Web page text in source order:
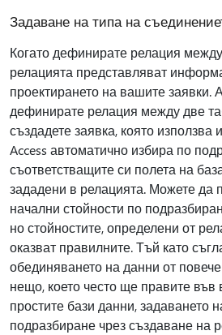
Задаване на типа на
Когато дефинирате релация
релацията представляват
проектирането на вашите заявки.
дефинирате релация между две
създадете заявка, която използва
Access автоматично избира по
съответстващите си полета на
зададени в релацията. Можете да
начални стойности по
но стойностите, определени от
оказват правилните. Тъй като
обединяването на данни от
нещо, което често ще правите във
простите бази данни, задаването
подразбиране чрез създаване на